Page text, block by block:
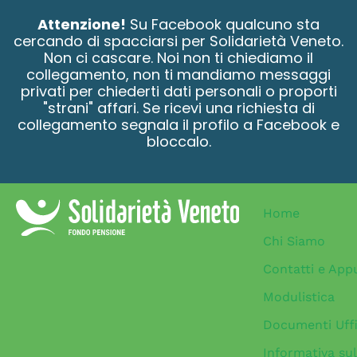
Attenzione! Su Facebook qualcuno sta
cercando di spacciarsi per Solidarietà Veneto.
Non ci cascare. Noi non ti chiediamo il
collegamento, non ti mandiamo messaggi
privati per chiederti dati personali o proporti
"strani" affari. Se ricevi una richiesta di
collegamento segnala il profilo a Facebook e
bloccalo.
Home
Chi Siamo
Contatti e
Modulistica
Documenti
Informativa